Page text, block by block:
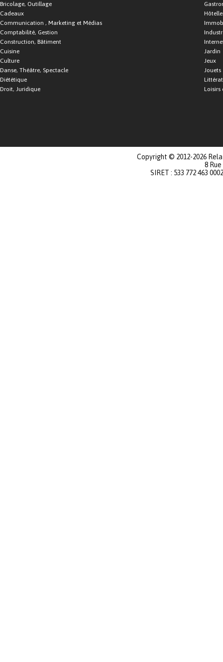
Bricolage, Outillage
Cadeaux
Communication , Marketing et Médias
Comptabilité, Gestion
Construction, Bâtiment
Cuisine
Culture
Danse, Théâtre, Spectacle
Diététique
Droit, Juridique
Jardin
Jeux
Jouets
Loisirs
Copyright © 2012-2026
8
SIRET : 533 772 463